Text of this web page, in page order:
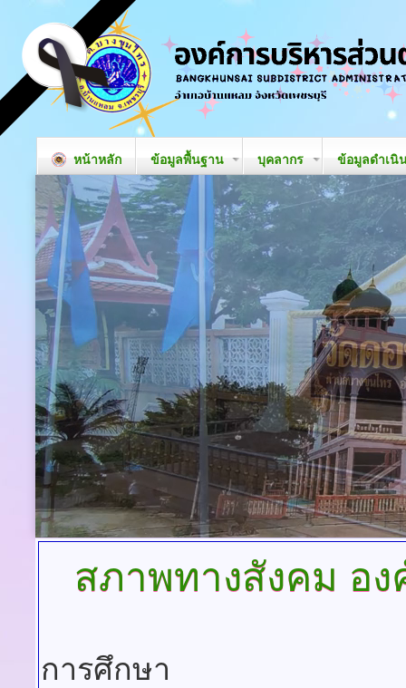
หน้าหลัก ข้อมูลพื้นฐาน บุคลากร ข้อมูลดำเนิ
สภาพทางสังคม อ
การศึกษา